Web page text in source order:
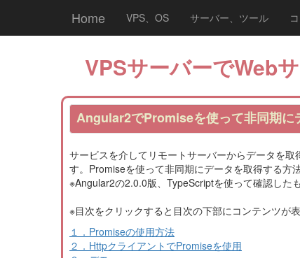
Home VPS、OS サーバー、ツール
VPSサーバーで
Angular2でPromiseを使って非同期に
サービスを介してリモートサーバーからデータを
す。Promiseを使って非同期にデータを取得する方
※Angular2の2.0.0版、TypeScriptを使って確認した
※目次をクリックすると目次の下部にコンテンツが表
１．Promiseの使用方法
２．HttpクライアントでPromiseを使用